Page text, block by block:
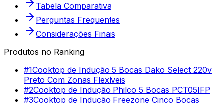
Tabela Comparativa
Perguntas Frequentes
Considerações Finais
Produtos no Ranking
#1Cooktop de Indução 5 Bocas Dako Select 220v
Preto Com Zonas Flexíveis
#2Cooktop de Indução Philco 5 Bocas PCT05IFP
#3Cooktop de Indução Freezone Cinco Bocas